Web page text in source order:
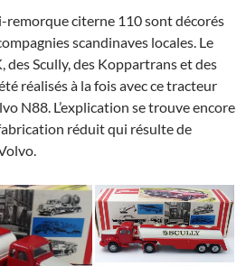
remorque citerne 110 sont décorés
scandinaves locales. Le
Scully, des Koppartrans et des
réalisés à la fois avec ce tracteur
N88. L’explication se trouve encore
réduit qui résulte de